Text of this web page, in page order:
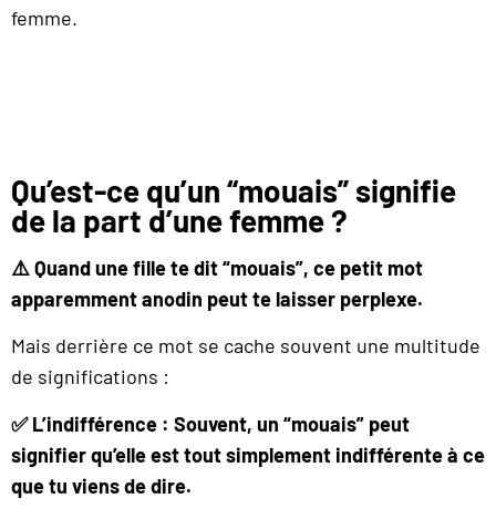
femme.
Qu’est-ce qu’un “mouais” signifie
de la part d’une femme ?
⚠️ Quand une fille te dit “mouais”, ce petit mot
apparemment anodin peut te laisser perplexe.
Mais derrière ce mot se cache souvent une multitude
de significations :
✅ L’indifférence : Souvent, un “mouais” peut
signifier qu’elle est tout simplement indifférente à ce
que tu viens de dire.